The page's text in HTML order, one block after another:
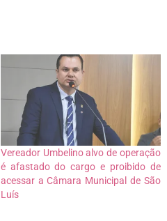
Vereador Umbelino alvo de operação
é afastado do cargo e proibido de
acessar a Câmara Municipal de São
Luís